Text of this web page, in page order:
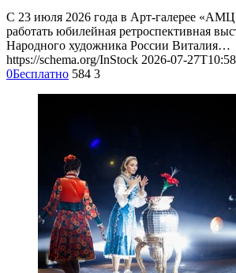
С 23 июля 2026 года в Арт-галерее «АМЦ
работать юбилейная ретроспективная
Народного художника России Виталия…
https://schema.org/InStock 2026-07-
0Бесплатно 584 3